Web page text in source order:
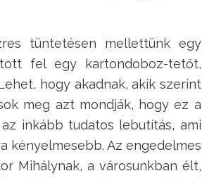
tüntetésen mellettünk egy
fel egy kartondoboz-tetőt,
hogy akadnak, akik szerint
meg azt mondják, hogy ez a
inkább tudatos lebutítás, ami
kényelmesebb. Az engedelmes
Mihálynak, a városunkban élt,